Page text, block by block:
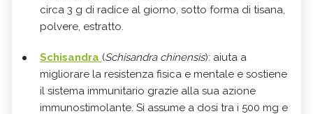
circa 3 g di radice al giorno, sotto forma di tisana,
polvere, estratto.
Schisandra (Schisandra chinensis): aiuta a
migliorare la resistenza fisica e mentale e sostiene
il sistema immunitario grazie alla sua azione
immunostimolante. Si assume a dosi tra i 500 mg e